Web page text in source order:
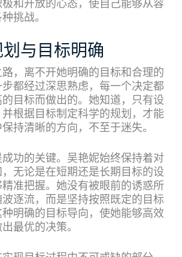
和开放的心态，使自己能够从容
挑战。
与目标明确
，离不开她明确的目标和合理的
都经过深思熟虑，每一个决定都
目标而做出的。她知道，只有设
根据目标制定科学的规划，才能
持清晰的方向，不至于迷失。
成功的关键。吴艳妮始终保持着对
，无论是在短期还是长期目标的设
准把握。她没有被眼前的诱惑所
逐流，而是坚持按照既定的目标
明确的目标导向，使她能够高效
最优的决策。